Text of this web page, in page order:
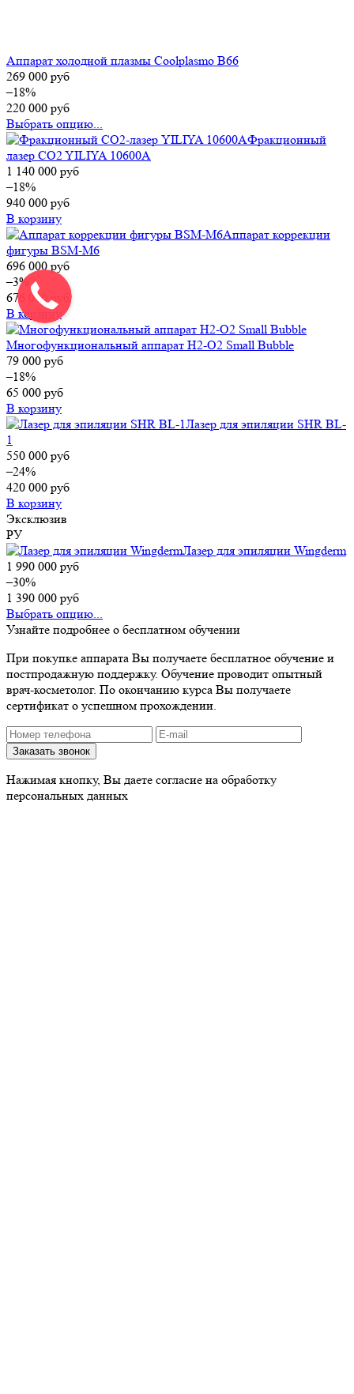
Аппарат холодной плазмы Coolplasmo B66
269 000 руб
–18%
220 000 руб
Выбрать опцию...
Фракционный
лазер CO2 YILIYA 10600A
1 140 000 руб
–18%
940 000 руб
В корзину
Аппарат коррекции
фигуры BSM-M6
696 000 руб
–3%
676 000 руб
В корзину
Многофункциональный аппарат H2-O2 Small Bubble
79 000 руб
–18%
65 000 руб
В корзину
Лазер для эпиляции SHR BL-
1
550 000 руб
–24%
420 000 руб
В корзину
Эксклюзив
РУ
Лазер для эпиляции Wingderm
1 990 000 руб
–30%
1 390 000 руб
Выбрать опцию...
Узнайте подробнее о бесплатном обучении
При покупке аппарата Вы получаете бесплатное обучение и
постпродажную поддержку. Обучение проводит опытный
врач-косметолог. По окончанию курса Вы получаете
сертификат о успешном прохождении.
Нажимая кнопку, Вы даете согласие на обработку
персональных данных